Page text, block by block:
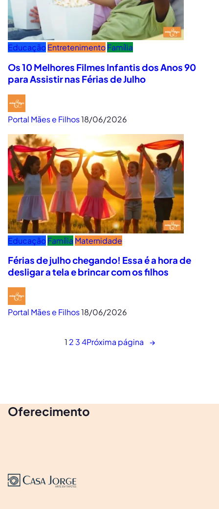
EducaçãoEntretenimentoFamília
Os 10 Melhores Filmes Infantis dos Anos 90
para Assistir nas Férias de Julho
Portal Mães e Filhos18/06/2026
EducaçãoFamília Maternidade
Férias de julho chegando! Essa é a hora de
desligar a tela e brincar com os filhos
Portal Mães e Filhos18/06/2026
1 2 34Próxima página →
Oferecimento